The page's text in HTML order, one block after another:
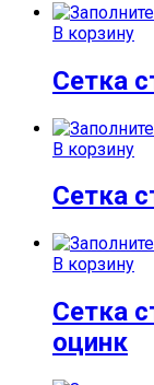
В корзину
Сетка
В корзину
Сетка
В корзину
Сетка
оцинк